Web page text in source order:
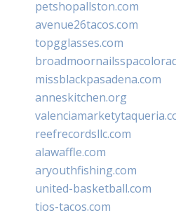
petshopallston.com
avenue26tacos.com
topgglasses.com
missblackpasadena.com
anneskitchen.org
reefrecordsllc.com
alawaffle.com
aryouthfishing.com
united-basketball.com
tios-tacos.com